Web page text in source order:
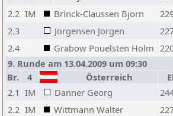
2.2 IM Brinck-Claussen Bjorn
2.3
Jorgensen Jorgen
2.4
Grabow Pouelsten Holm
9. Runde am 13.04.2009 um 09:30
Br.
4 Österreich
2.1 IM Danner Georg
2.2 IM Wittmann Walter